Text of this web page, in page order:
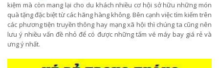
kiệm mà còn mang lại cho du khách nhiều cơ hội sở hữu những món
quà tặng đặc biệt từ các hãng hàng không. Bên cạnh việc tìm kiếm trên
các phương tiện truyền thông hay mạng xã hội thì chúng ta cũng nên
lưu ý nhiều vấn đề nhỏ để có được những tấm vé máy bay giá rẻ và
ưng ý nhất.